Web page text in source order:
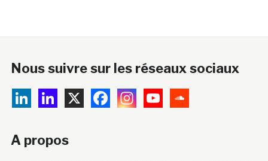
Nous suivre sur les réseaux sociaux
A propos